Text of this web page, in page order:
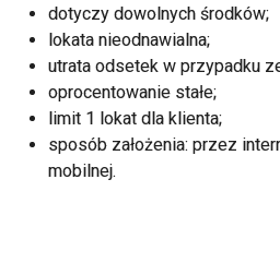
dotyczy dowolnych środków;
lokata nieodnawialna;
utrata odsetek w przypadku
oprocentowanie stałe;
limit 1 lokat dla klienta;
sposób założenia: przez
mobilnej.